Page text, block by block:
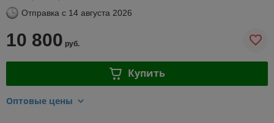
Отправка с 14 августа 2026
10 800 руб.
Купить
Оптовые цены